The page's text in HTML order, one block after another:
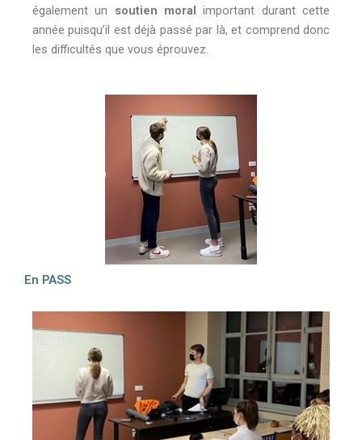
également un soutien moralimportant durant cette
année puisqu’il est déjà passé par là, et comprend donc
les difficultés que vous éprouvez.
En PASS